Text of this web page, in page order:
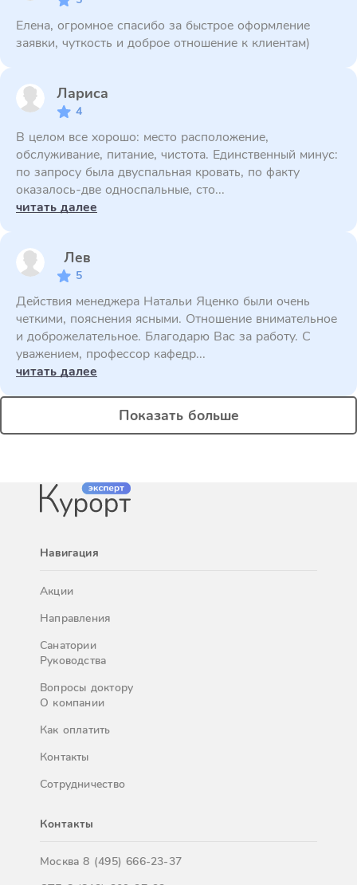
Елена, огромное спасибо за быстрое оформление
заявки, чуткость и доброе отношение к клиентам)
Лариса
4
В целом все хорошо: место расположение,
обслуживание, питание, чистота. Единственный минус:
по запросу была двуспальная кровать, по факту
оказалось-две односпальные, сто...
читать далее
Лев
5
Действия менеджера Натальи Яценко были очень
четкими, пояснения ясными. Отношение внимательное
и доброжелательное. Благодарю Вас за работу. С
уважением, профессор кафедр...
читать далее
Показать больше
Навигация
Акции
Направления
Санатории
Руководства
Вопросы доктору
О компании
Как оплатить
Контакты
Сотрудничество
Контакты
Москва8 (495) 666-23-37